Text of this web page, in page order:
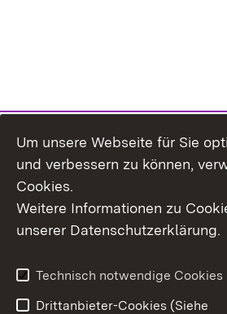
Erklärung zur
Um unsere Webseite für Sie
und verbessern zu können,
Cookies.
Weitere Informationen zu
unserer Datenschutzerklärung.
Technisch notwendige Cookies
Drittanbieter-Cookies (Siehe